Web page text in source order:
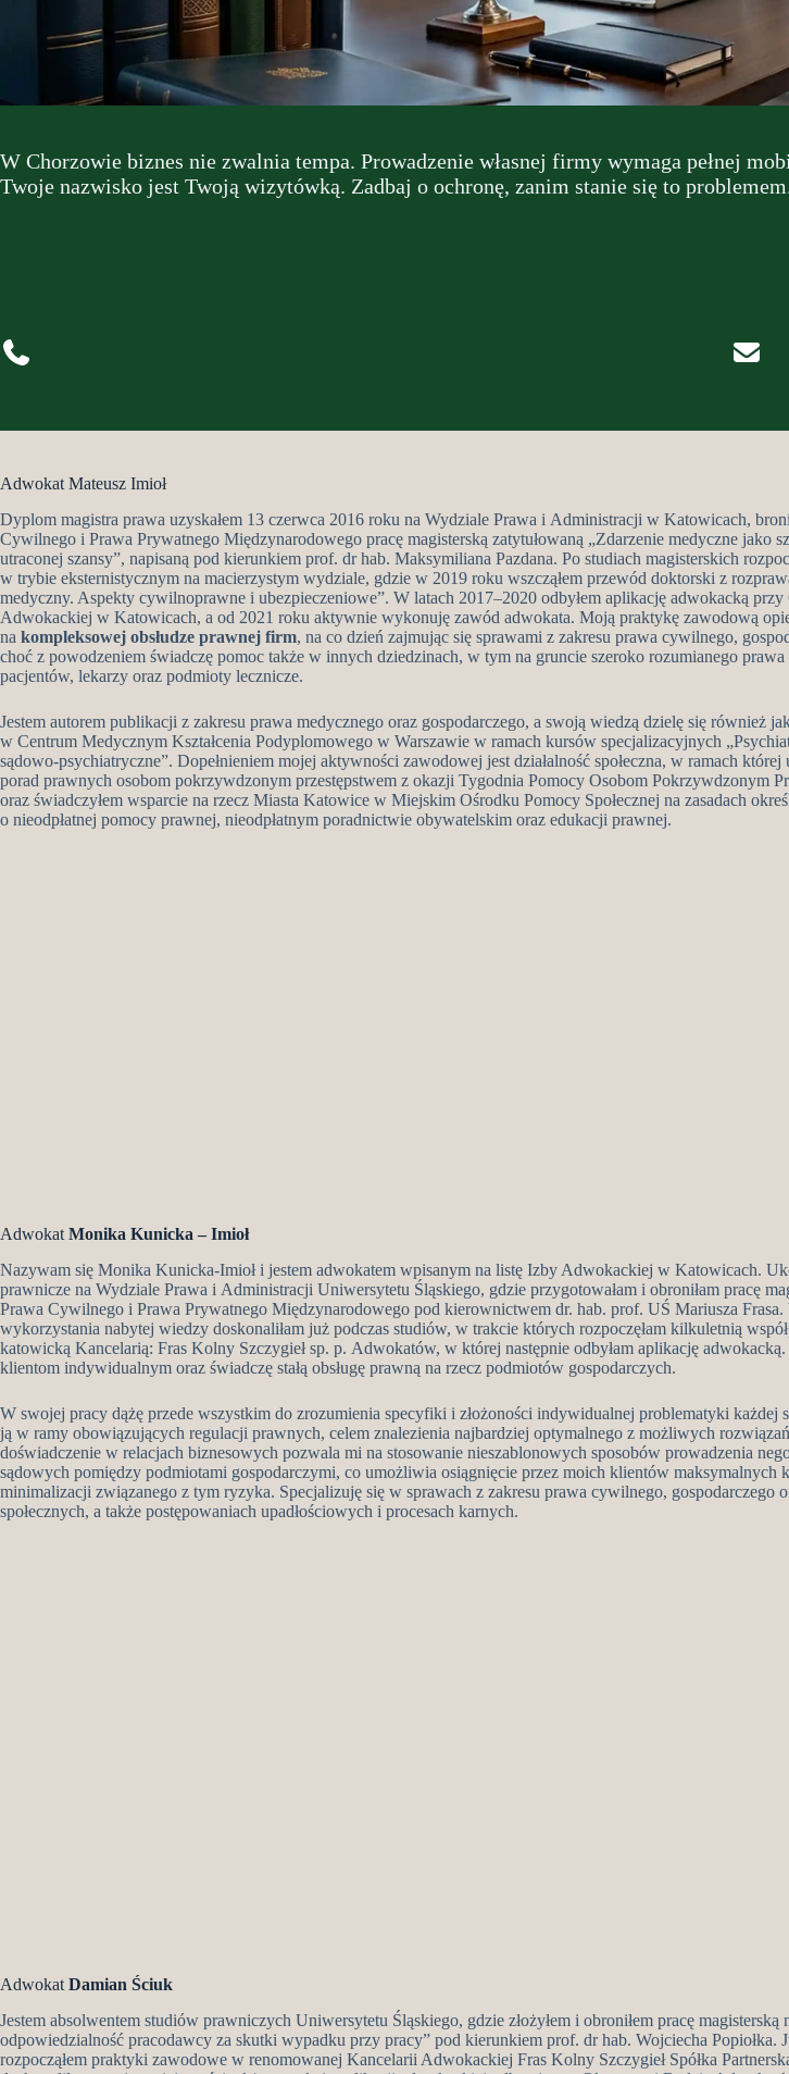
W Chorzowie biznes nie zwalnia tempa. Prowadzenie własnej firmy wymaga pełnej
Twoje nazwisko jest Twoją wizytówką. Zadbaj o ochronę, zanim stanie się to
Adwokat Mateusz Imioł
Dyplom magistra prawa uzyskałem 13 czerwca 2016 roku na Wydziale Prawa i Administracji w Katowicach,
Cywilnego i Prawa Prywatnego Międzynarodowego pracę magisterską zatytułowaną „Zdarzenie medyczne jako
utraconej szansy”, napisaną pod kierunkiem prof. dr hab. Maksymiliana Pazdana. Po studiach magisterskich
w trybie eksternistycznym na macierzystym wydziale, gdzie w 2019 roku wszcząłem przewód doktorski z
medyczny. Aspekty cywilnoprawne i ubezpieczeniowe”. W latach 2017–2020 odbyłem aplikację adwokacką
Adwokackiej w Katowicach, a od 2021 roku aktywnie wykonuję zawód adwokata. Moją praktykę zawodową
na kompleksowej obsłudze prawnej firm, na co dzień zajmując się sprawami z zakresu prawa cywilnego,
choć z powodzeniem świadczę pomoc także w innych dziedzinach, w tym na gruncie szeroko rozumianego
pacjentów, lekarzy oraz podmioty lecznicze.
Jestem autorem publikacji z zakresu prawa medycznego oraz gospodarczego, a swoją wiedzą dzielę się również
w Centrum Medycznym Kształcenia Podyplomowego w Warszawie w ramach kursów specjalizacyjnych
sądowo-psychiatryczne”. Dopełnieniem mojej aktywności zawodowej jest działalność społeczna, w ramach której
porad prawnych osobom pokrzywdzonym przestępstwem z okazji Tygodnia Pomocy Osobom Pokrzywdzonym
oraz świadczyłem wsparcie na rzecz Miasta Katowice w Miejskim Ośrodku Pomocy Społecznej na zasadach
o nieodpłatnej pomocy prawnej, nieodpłatnym poradnictwie obywatelskim oraz edukacji prawnej.
Adwokat Monika Kunicka – Imioł
Nazywam się Monika Kunicka-Imioł i jestem adwokatem wpisanym na listę Izby Adwokackiej w Katowicach.
prawnicze na Wydziale Prawa i Administracji Uniwersytetu Śląskiego, gdzie przygotowałam i obroniłam pracę
Prawa Cywilnego i Prawa Prywatnego Międzynarodowego pod kierownictwem dr. hab. prof. UŚ Mariusza Frasa.
wykorzystania nabytej wiedzy doskonaliłam już podczas studiów, w trakcie których rozpoczęłam kilkuletnią
katowicką Kancelarią: Fras Kolny Szczygieł sp. p. Adwokatów, w której następnie odbyłam aplikację
klientom indywidualnym oraz świadczę stałą obsługę prawną na rzecz podmiotów gospodarczych.
W swojej pracy dążę przede wszystkim do zrozumienia specyfiki i złożoności indywidualnej problematyki każdej
ją w ramy obowiązujących regulacji prawnych, celem znalezienia najbardziej optymalnego z możliwych
doświadczenie w relacjach biznesowych pozwala mi na stosowanie nieszablonowych sposobów prowadzenia
sądowych pomiędzy podmiotami gospodarczymi, co umożliwia osiągnięcie przez moich klientów maksymalnych
minimalizacji związanego z tym ryzyka. Specjalizuję się w sprawach z zakresu prawa cywilnego, gospodarczego
społecznych, a także postępowaniach upadłościowych i procesach karnych.
Adwokat Damian Ściuk
Jestem absolwentem studiów prawniczych Uniwersytetu Śląskiego, gdzie złożyłem i obroniłem pracę
odpowiedzialność pracodawcy za skutki wypadku przy pracy” pod kierunkiem prof. dr hab. Wojciecha Popiołka.
rozpocząłem praktyki zawodowe w renomowanej Kancelarii Adwokackiej Fras Kolny Szczygieł Spółka